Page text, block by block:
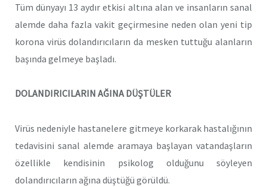
Tüm dünyayı 13 aydır etkisi altına alan ve insanların sanal
alemde daha fazla vakit geçirmesine neden olan yeni tip
korona virüs dolandırıcıların da mesken tuttuğu alanların
başında gelmeye başladı.
DOLANDIRICILARIN AĞINA DÜŞTÜLER
Virüs nedeniyle hastanelere gitmeye korkarak hastalığının
tedavisini sanal alemde aramaya başlayan vatandaşların
özellikle kendisinin psikolog olduğunu söyleyen
dolandırıcıların ağına düştüğü görüldü.